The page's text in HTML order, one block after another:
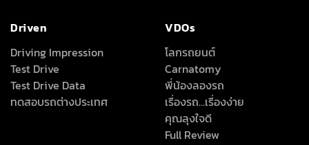
Driven
Driving Impression
Test Drive
Test Drive Data
ทดสอบรถต่างประเทศ
VDOs
โลกรถยนต์
Carnatomy
พี่น้องลองรถ
เรื่องรถ…เรื่องง่าย
คุณลุงใจดี
Full Review